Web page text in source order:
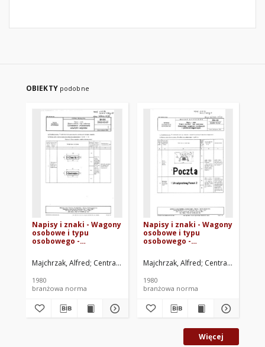
OBIEKTY podobne
Napisy i znaki - Wagony
osobowe i typu
osobowego -
umieszczone wewnątrz
wagonów BN-80/3500-
Majchrzak, Alfred Centralny Ośrodek Badań i Rozwoju Techniki
1980
branżowa norma
Napisy i znaki - Wagony
osobowe i typu
osobowego -
pocztowych i
pocztowo-bagażowych
Majchrzak, Alfred Centralny
1980
branżowa norma
Więcej